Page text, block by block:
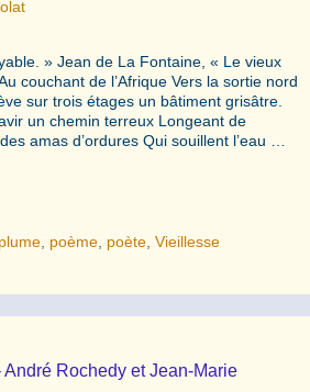
» Jean de La Fontaine, « Le vieux
couchant de l’Afrique Vers la sortie nord
sur trois étages un bâtiment grisâtre.
un chemin terreux Longeant de
amas d’ordures Qui souillent l’eau …
plume poème poète ,Vieillesse
Rochedy et Jean-Marie